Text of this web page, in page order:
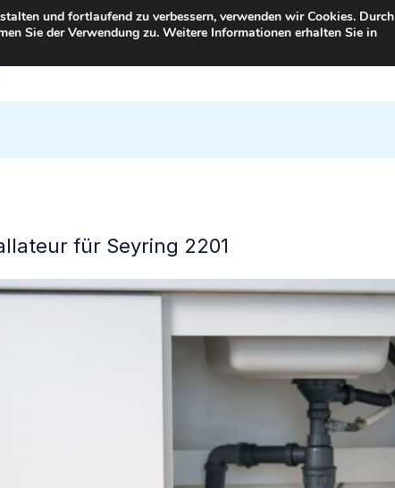
für Seyring 2201
und fortlaufend zu verbessern, verwenden wir Cookies. Durch
Sie der Verwendung zu. Weitere Informationen erhalten Sie in